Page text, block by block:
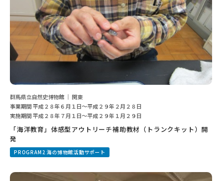
群馬県立自然史博物館 ｜ 関東
事業期間 平成２８年６月１日〜平成２９年２月２８日
実施期間 平成２８年７月１日〜平成２９年１月２９日
「海洋教育」体感型アウトリーチ補助教材（トランクキット）開
発
PROGRAM2 海の博物館活動サポート